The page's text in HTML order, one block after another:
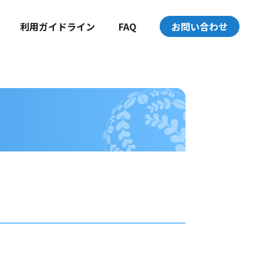
利用ガイドライン FAQ お問い合わせ